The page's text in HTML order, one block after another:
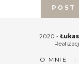
2020 -
O MNIE